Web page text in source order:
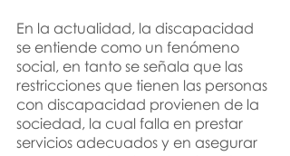
En la actualidad, la discapacidad
se entiende como un fenómeno
social, en tanto se señala que las
restricciones que tienen las personas
con discapacidad provienen de la
sociedad, la cual falla en prestar
servicios adecuados y en asegurar